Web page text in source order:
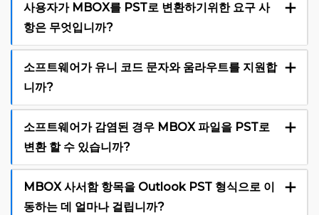
사용자가 MBOX를 PST로 변환하기위한 요구 사
항은 무엇입니까?
소프트웨어가 유니 코드 문자와 움라우트를 지원합
니까?
소프트웨어가 감염된 경우 MBOX 파일을 PST로
변환 할 수 있습니까?
MBOX 사서함 항목을 Outlook PST 형식으로 이
동하는 데 얼마나 걸립니까?